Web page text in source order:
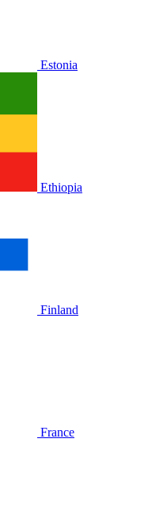
Estonia
Ethiopia
Finland
France